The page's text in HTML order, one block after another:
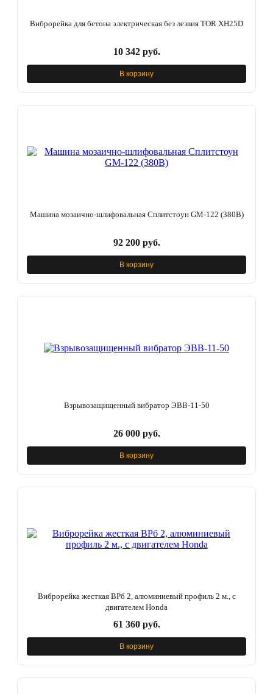
Виброрейка для бетона электрическая без лезвия TOR XH25D
10 342 руб.
В корзину
Машина мозаично-шлифовальная Сплитстоун GM-122 (380В)
92 200 руб.
В корзину
Взрывозащищенный вибратор ЭВВ-11-50
26 000 руб.
В корзину
Виброрейка жесткая ВРб 2, алюминиевый профиль 2 м., с
двигателем Honda
61 360 руб.
В корзину